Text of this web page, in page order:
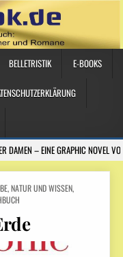
BELLETRISTIK E-BOOKS
DAMEN – EINE GRAPHIC NOVEL
,NATUR UND WISSEN,